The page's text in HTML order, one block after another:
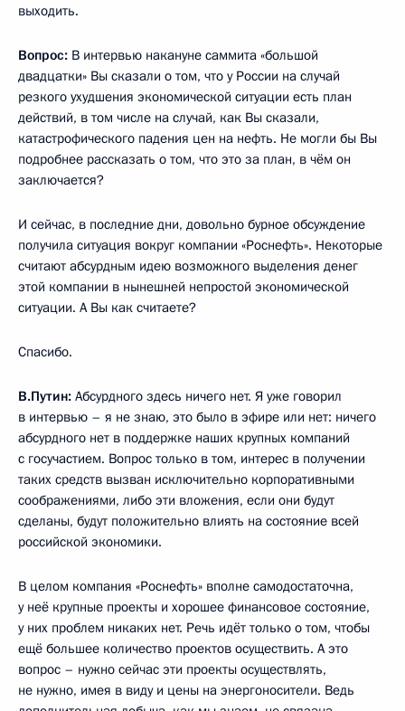
выходить.
Вопрос: В интервью накануне саммита «большой
двадцатки» Вы сказали о том, что у России на случай
резкого ухудшения экономической ситуации есть план
действий, в том числе на случай, как Вы сказали,
катастрофического падения цен на нефть. Не могли бы Вы
подробнее рассказать о том, что это за план, в чём он
заключается?
И сейчас, в последние дни, довольно бурное обсуждение
получила ситуация вокруг компании «Роснефть». Некоторые
считают абсурдным идею возможного выделения денег
этой компании в нынешней непростой экономической
ситуации. А Вы как считаете?
Спасибо.
В.Путин: Абсурдного здесь ничего нет. Я уже говорил
в интервью – я не знаю, это было в эфире или нет: ничего
абсурдного нет в поддержке наших крупных компаний
с госучастием. Вопрос только в том, интерес в получении
таких средств вызван исключительно корпоративными
соображениями, либо эти вложения, если они будут
сделаны, будут положительно влиять на состояние всей
российской экономики.
В целом компания «Роснефть» вполне самодостаточна,
у неё крупные проекты и хорошее финансовое состояние,
у них проблем никаких нет. Речь идёт только о том, чтобы
ещё большее количество проектов осуществить. А это
вопрос – нужно сейчас эти проекты осуществлять,
не нужно, имея в виду и цены на энергоносители. Ведь